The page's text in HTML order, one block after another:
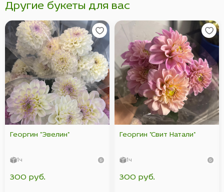
Другие букеты для вас
Георгин "Эвелин"
1ч
300 руб.
Георгин "Свит Натали"
1ч
300 руб.